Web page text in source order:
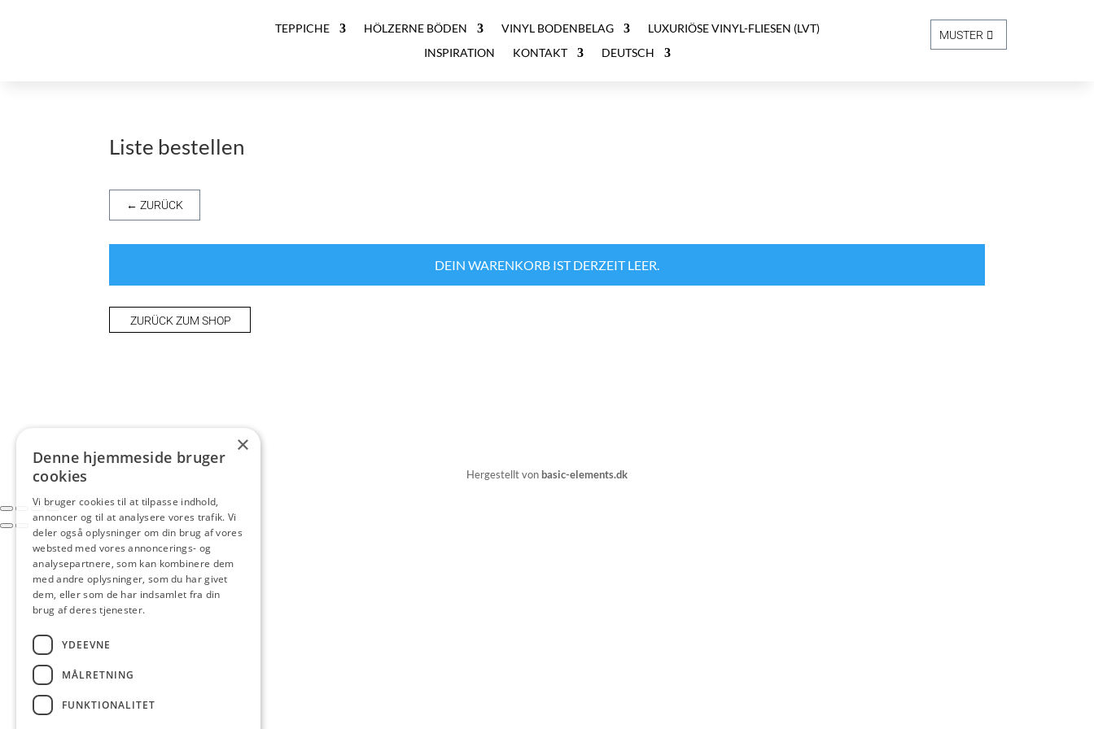
TEPPICHE HÖLZERNE BÖDEN VINYL BODENBELAG
LUXURIÖSE VINYL-FLIESEN (LVT)
INSPIRATION
KONTAKT DEUTSCH
MUSTER
Liste bestellen
← ZURÜCK
DEIN WARENKORB IST DERZEIT LEER.
ZURÜCK ZUM SHOP
Hergestellt von basic-elements.dk
×
Denne hjemmeside bruger
cookies
Vi bruger cookies til at tilpasse indhold,
annoncer og til at analysere vores trafik. Vi
deler også oplysninger om din brug af vores
websted med vores annoncerings- og
analysepartnere, som kan kombinere dem
med andre oplysninger, som du har givet
dem, eller som de har indsamlet fra din
brug af deres tjenester.
YDEEVNE
MÅLRETNING
FUNKTIONALITET